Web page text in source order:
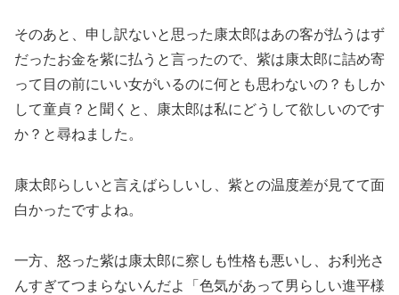
そのあと、申し訳ないと思った康太郎はあの客が払うはず
だったお金を紫に払うと言ったので、紫は康太郎に詰め寄
って目の前にいい女がいるのに何とも思わないの？もしか
して童貞？と聞くと、康太郎は私にどうして欲しいのです
か？と尋ねました。
康太郎らしいと言えばらしいし、紫との温度差が見てて面
白かったですよね。
一方、怒った紫は康太郎に察しも性格も悪いし、お利光さ
んすぎてつまらないんだよ「色気があって男らしい進平様